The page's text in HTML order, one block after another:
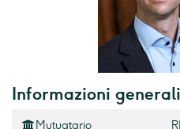
Informazioni generali
Mutuatario